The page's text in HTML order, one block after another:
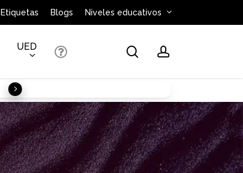
Etiquetas Blogs Niveles educativos
UED searchaccount